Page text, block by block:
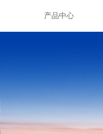
产品中心